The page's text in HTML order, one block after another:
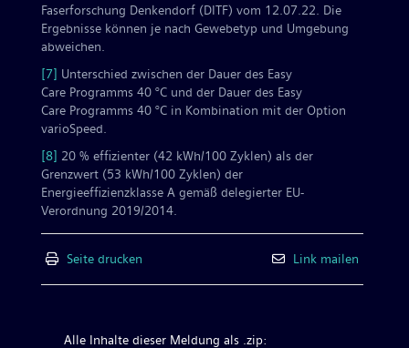
Faserforschung Denkendorf (DITF) vom 12.07.22. Die
Ergebnisse können je nach Gewebetyp und Umgebung
abweichen.
[7] Unterschied zwischen der Dauer des Easy
Care Programms 40 °C und der Dauer des Easy
Care Programms 40 °C in Kombination mit der Option
varioSpeed.
[8] 20 % effizienter (42 kWh/100 Zyklen) als der
Grenzwert (53 kWh/100 Zyklen) der
Energieeffizienzklasse A gemäß delegierter EU-
Verordnung 2019/2014.
Seite drucken Link mailen
Alle Inhalte dieser Meldung als .zip: